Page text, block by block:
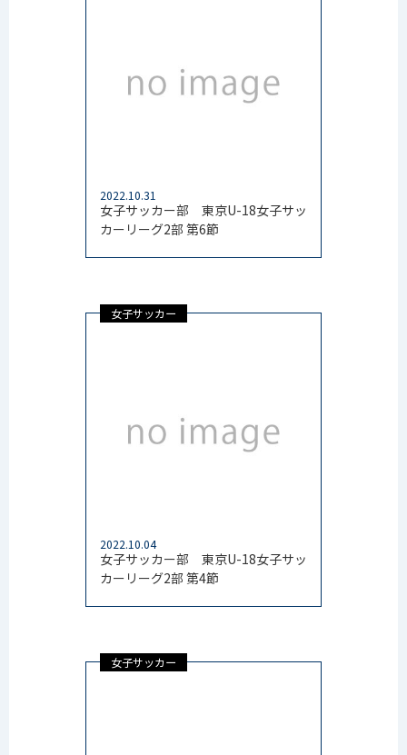
2022.10.31
女子サッカー部 東京U-18女子サッ
カーリーグ2部 第6節
女子サッカー
2022.10.04
女子サッカー部 東京U-18女子サッ
カーリーグ2部 第4節
女子サッカー